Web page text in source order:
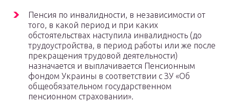
Пенсия по инвалидности, в независимости от
того, в какой период и при каких
обстоятельствах наступила инвалидность (до
трудоустройства, в период работы или же после
прекращения трудовой деятельности)
назначается и выплачивается Пенсионным
фондом Украины в соответствии с ЗУ «Об
общеобязательном государственном
пенсионном страховании».